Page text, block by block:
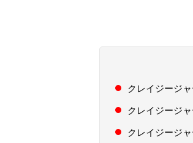
クレイジージ
クレイジージ
クレイジージ